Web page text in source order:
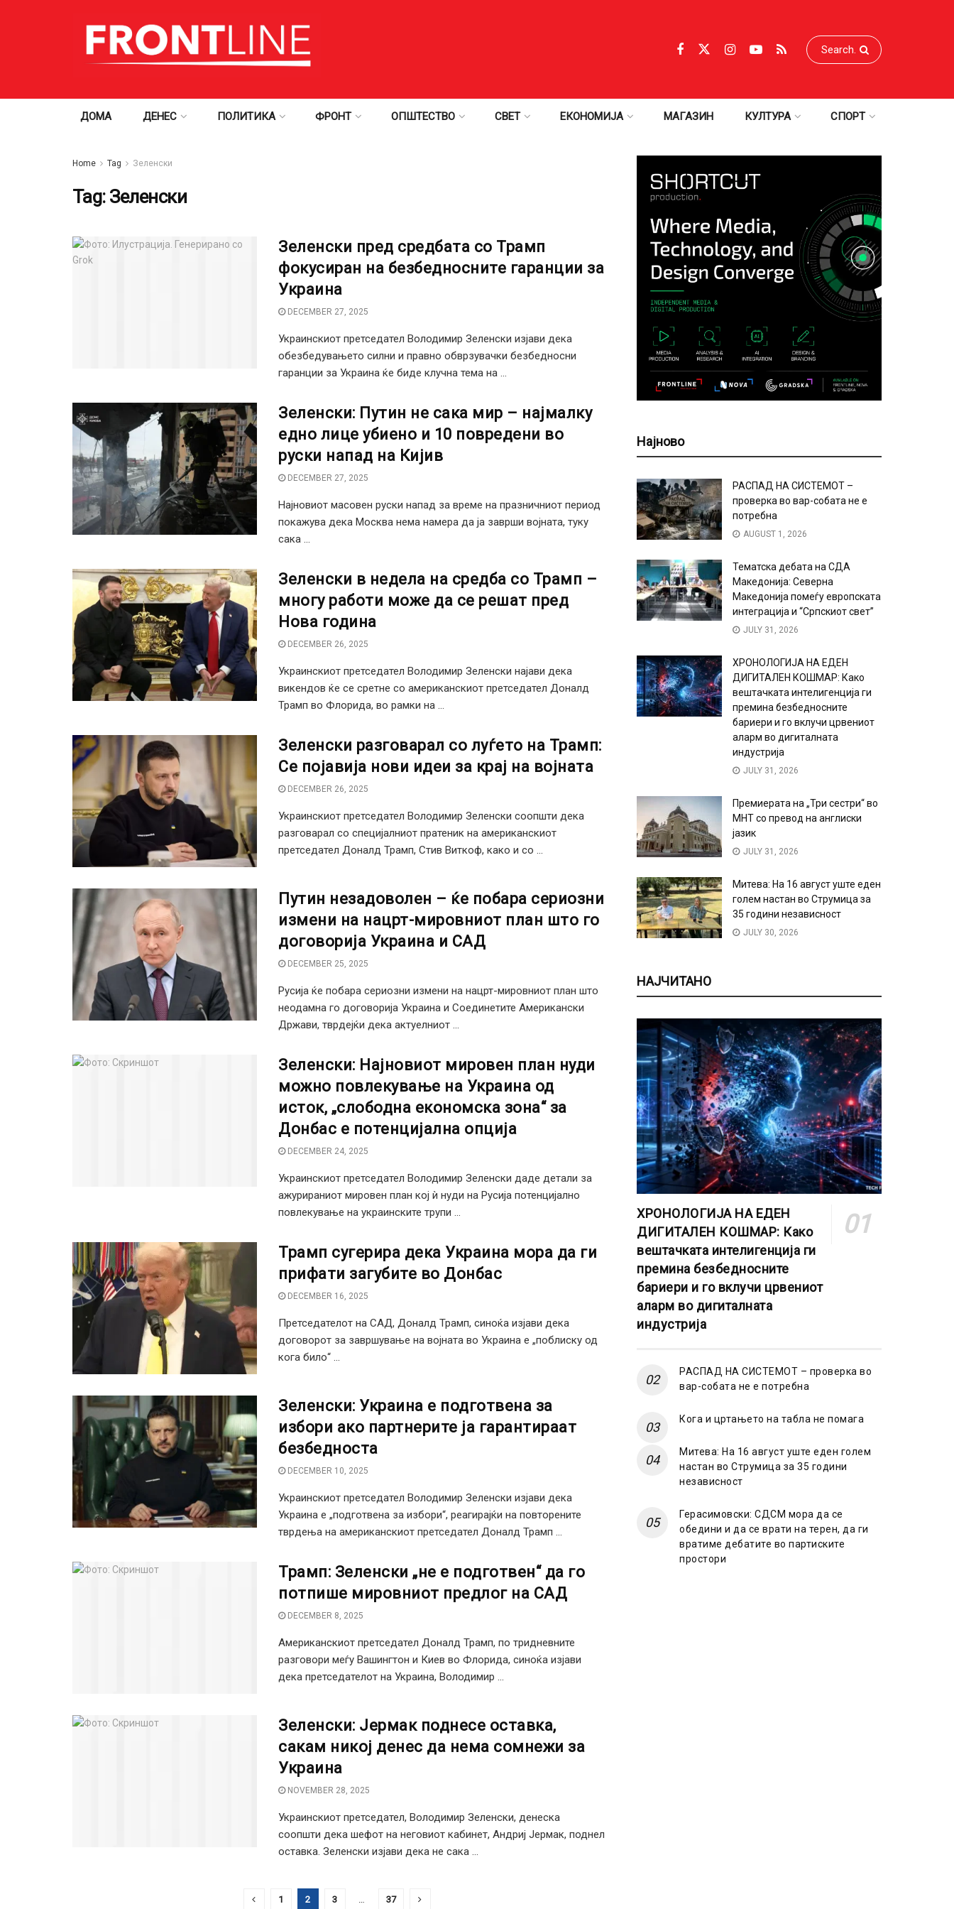
ДОМА ДЕНЕС ПОЛИТИКА ФРОНТ ОПШТЕСТВО СВЕТ ЕКОНОМИЈА МАГАЗИН КУЛТУРА СПОРТ
Home Tag Зеленски
Tag: Зеленски
Зеленски пред средбата со Трамп
фокусиран на безбедносните гаранции за
Украина
DECEMBER 27, 2025
Украинскиот претседател Володимир Зеленски изјави дека
обезбедувањето силни и правно обврзувачки безбедносни
гаранции за Украина ќе биде клучна тема на ...
Зеленски: Путин не сака мир – најмалку
едно лице убиено и 10 повредени во
руски напад на Кијив
DECEMBER 27, 2025
Најновиот масовен руски напад за време на празничниот период
покажува дека Москва нема намера да ја заврши војната, туку
сака ...
Зеленски в недела на средба со Трамп –
многу работи може да се решат пред
Нова година
DECEMBER 26, 2025
Украинскиот претседател Володимир Зеленски најави дека
викендов ќе се сретне со американскиот претседател Доналд
Трамп во Флорида, во рамки на ...
Зеленски разговарал со луѓето на Трамп:
Се појавија нови идеи за крај на војната
DECEMBER 26, 2025
Украинскиот претседател Володимир Зеленски соопшти дека
разговарал со специјалниот пратеник на американскиот
претседател Доналд Трамп, Стив Виткоф, како и со ...
Путин незадоволен – ќе побара сериозни
измени на нацрт-мировниот план што го
договорија Украина и САД
DECEMBER 25, 2025
Русија ќе побара сериозни измени на нацрт-мировниот план што
неодамна го договорија Украина и Соединетите Американски
Држави, тврдејќи дека актуелниот ...
Зеленски: Најновиот мировен план нуди
можно повлекување на Украина од
исток, „слободна економска зона“ за
Донбас е потенцијална опција
DECEMBER 24, 2025
Украинскиот претседател Володимир Зеленски даде детали за
ажурираниот мировен план кој ѝ нуди на Русија потенцијално
повлекување на украинските трупи ...
Трамп сугерира дека Украина мора да ги
прифати загубите во Донбас
DECEMBER 16, 2025
Претседателот на САД, Доналд Трамп, синоќа изјави дека
договорот за завршување на војната во Украина е „поблиску од
кога било“ ...
Зеленски: Украина е подготвена за
избори ако партнерите ја гарантираат
безбедноста
DECEMBER 10, 2025
Украинскиот претседател Володимир Зеленски изјави дека
Украина е „подготвена за избори“, реагирајќи на повторените
тврдења на американскиот претседател Доналд Трамп ...
Трамп: Зеленски „не е подготвен“ да го
потпише мировниот предлог на САД
DECEMBER 8, 2025
Американскиот претседател Доналд Трамп, по тридневните
разговори меѓу Вашингтон и Киев во Флорида, синоќа изјави
дека претседателот на Украина, Володимир ...
Зеленски: Јермак поднесе оставка,
сакам никој денес да нема сомнежи за
Украина
NOVEMBER 28, 2025
Украинскиот претседател, Володимир Зеленски, денеска
соопшти дека шефот на неговиот кабинет, Андриј Јермак, поднел
оставка. Зеленски изјави дека не сака ...
1 2 3 37
Најново
РАСПАД НА СИСТЕМОТ –
проверка во вар-собата не е
потребна
AUGUST 1, 2026
Тематска дебата на СДА
Македонија: Северна
Македонија помеѓу европската
интеграција и “Српскиот свет”
JULY 31, 2026
ХРОНОЛОГИЈА НА ЕДЕН
ДИГИТАЛЕН КОШМАР: Како
вештачката интелигенција ги
премина безбедносните
бариери и го вклучи црвениот
аларм во дигиталната
индустрија
JULY 31, 2026
Премиерата на „Три сестри“ во
МНТ со превод на англиски
јазик
JULY 31, 2026
Митева: На 16 август уште еден
голем настан во Струмица за
35 години независност
JULY 30, 2026
НАЈЧИТАНО
ХРОНОЛОГИЈА НА ЕДЕН
ДИГИТАЛЕН КОШМАР: Како
вештачката интелигенција ги
премина безбедносните
бариери и го вклучи црвениот
аларм во дигиталната
индустрија
РАСПАД НА СИСТЕМОТ – проверка во
вар-собата не е потребна
Кога и цртањето на табла не помага
Митева: На 16 август уште еден голем
настан во Струмица за 35 години
независност
Герасимовски: СДСМ мора да се
обедини и да се врати на терен, да ги
вратиме дебатите во партиските
простори